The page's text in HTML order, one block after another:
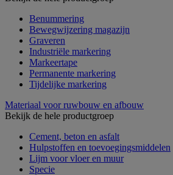
Benummering
Bewegwijzering magazijn
Graveren
Industriële markering
Markeertape
Permanente markering
Tijdelijke markering
Materiaal voor ruwbouw en afbouw
Bekijk de hele productgroep
Cement, beton en asfalt
Hulpstoffen en toevoegingsmiddelen
Lijm voor vloer en muur
Specie